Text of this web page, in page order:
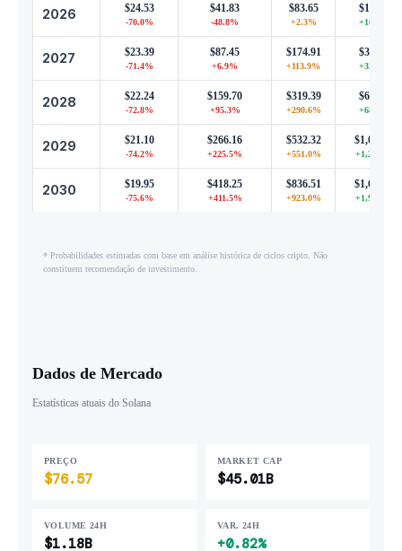
2026 $24.53
-70.0%
$41.83
-48.8%
$83.65
+2.3%
$167.30
+104.6%
2027 $23.39
-71.4%
$87.45
+6.9%
$174.91
+113.9%
$349.81
+327.8%
2028 $22.24
-72.8%
$159.70
+95.3%
$319.39
+290.6%
$638.79
+681.2%
2029 $21.10
-74.2%
$266.16
+225.5%
$532.32
+551.0%
$1,064.65
+1,202.0%
2030 $19.95
-75.6%
$418.25
+411.5%
$836.51
+923.0%
$1,673.01
+1,946.0%
* Probabilidades estimadas com base em análise histórica de ciclos cripto. Não
constituem recomendação de investimento.
Dados de Mercado
Estatísticas atuais do Solana
PREÇO
$76.57
MARKET CAP
$45.01B
VOLUME 24H
$1.18B
VAR. 24H
+0.82%